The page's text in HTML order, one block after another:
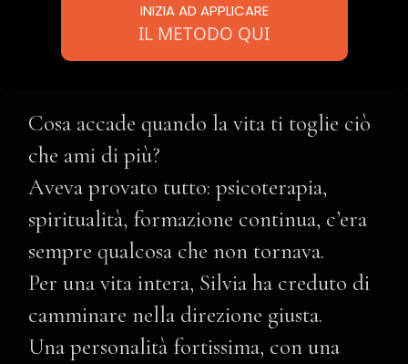
INIZIA AD APPLICARE
IL METODO QUI
Cosa accade quando la vita ti toglie ciò
che ami di più?
Aveva provato tutto: psicoterapia,
spiritualità, formazione continua, c’era
sempre qualcosa che non tornava.
Per una vita intera, Silvia ha creduto di
camminare nella direzione giusta.
Una personalità fortissima, con una